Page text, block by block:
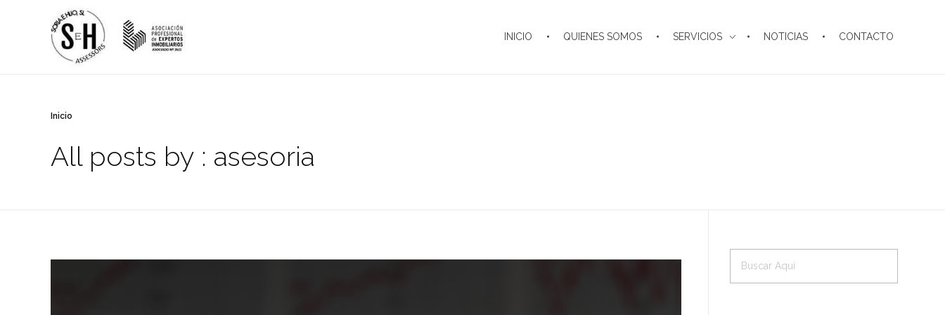
INICIO QUIENES SOMOS SERVICIOS NOTICIAS CONTACTO
Inicio
All posts by : asesoria